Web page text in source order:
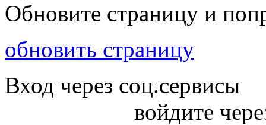
Обновите страницу и
обновить страницу
Вход через соц.сервисы
войдите